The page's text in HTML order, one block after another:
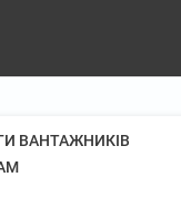
ВАНТАЖНИКІВ